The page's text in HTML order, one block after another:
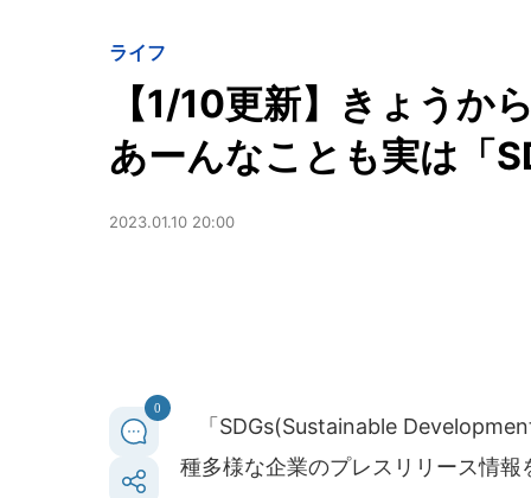
ライフ
【1/10更新】きょう
あーんなことも実は「
2023.01.10 20:00
0
「SDGs(Sustainable
種多様な企業のプレスリリース情